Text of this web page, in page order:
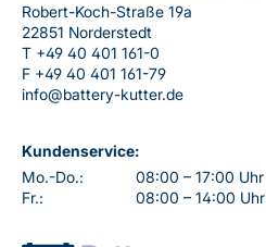
Robert-Koch-Straße 19a
22851 Norderstedt
T +49 40 401 161-0
F +49 40 401 161-79
info@battery-kutter.de
Kundenservice:
Mo.-Do.:
08:00 – 17:00 Uhr
Fr.:
08:00 – 14:00 Uhr